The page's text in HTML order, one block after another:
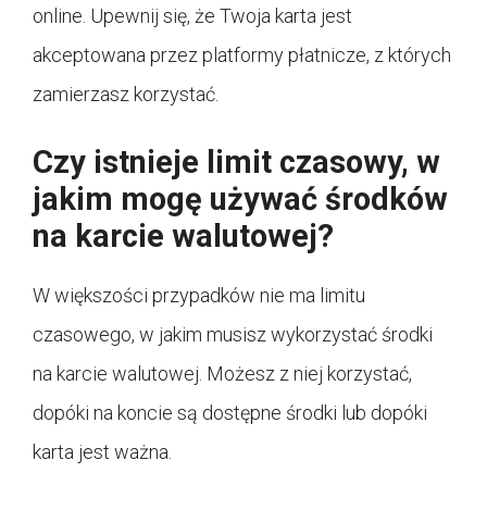
online. Upewnij się, że Twoja karta jest
akceptowana przez platformy płatnicze, z których
zamierzasz korzystać.
Czy istnieje limit czasowy, w
jakim mogę używać środków
na karcie walutowej?
W większości przypadków nie ma limitu
czasowego, w jakim musisz wykorzystać środki
na karcie walutowej. Możesz z niej korzystać,
dopóki na koncie są dostępne środki lub dopóki
karta jest ważna.